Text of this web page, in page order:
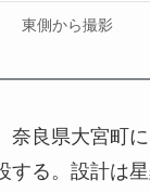
東側から撮影
奈良県大宮町
する。設計は